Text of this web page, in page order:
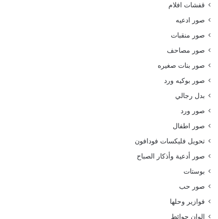
قفشات افلام
صور ادعيه
صور منقبات
صور مصاحف
صور بنات صغيره
صور بوكيه ورد
بدل رجالي
صور ورد
صور اطفال
تحويل فليكسات فودافون
صور أدعية وأذكار الصباح
بوستات
صور حب
فوازير وحلها
الوان حوائط